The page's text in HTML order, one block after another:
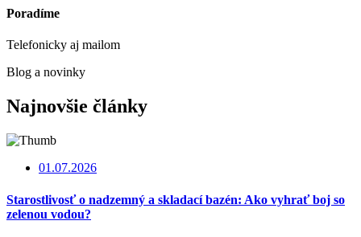
Poradíme
Telefonicky aj mailom
Blog a novinky
Najnovšie články
01.07.2026
Starostlivosť o nadzemný a skladací bazén: Ako vyhrať boj so
zelenou vodou?